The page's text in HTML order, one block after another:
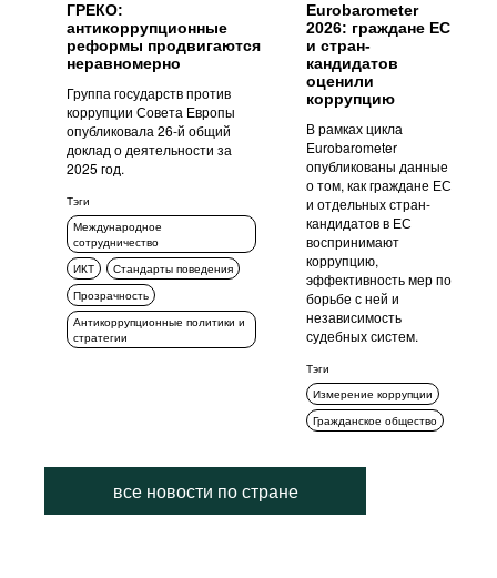
ГРЕКО:
антикоррупционные
реформы продвигаются
неравномерно
Группа государств против
коррупции Совета Европы
опубликовала 26-й общий
доклад о деятельности за
2025 год.
Тэги
Международное
сотрудничество
ИКТ
Стандарты поведения
Прозрачность
Антикоррупционные политики и
стратегии
Eurobarometer
2026: граждане ЕС
и стран-
кандидатов
оценили
коррупцию
В рамках цикла
Eurobarometer
опубликованы данные
о том, как граждане ЕС
и отдельных стран-
кандидатов в ЕС
воспринимают
коррупцию,
эффективность мер по
борьбе с ней и
независимость
судебных систем.
Тэги
Измерение коррупции
Гражданское общество
все новости по стране